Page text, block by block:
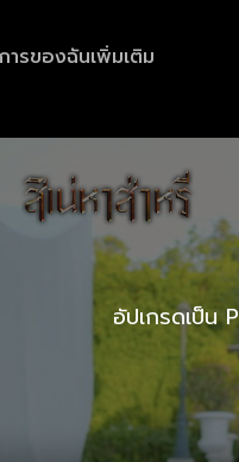
ารของฉันเพิ่มเติม
อัปเกรดเป็น